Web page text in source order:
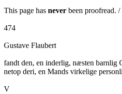
This page has never been proofread.
474
Gustave Flaubert
fandt den, en inderlig, næsten barnlig
netop deri, en Mands virkelige
V